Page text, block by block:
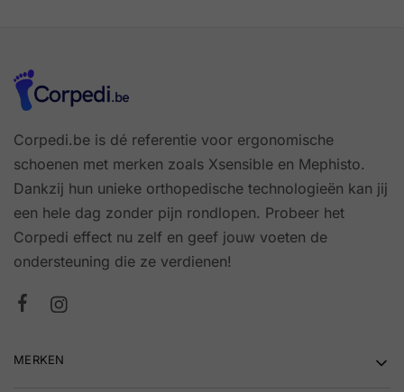
Corpedi.be is dé referentie voor ergonomische
schoenen met merken zoals Xsensible en Mephisto.
Dankzij hun unieke orthopedische technologieën kan jij
een hele dag zonder pijn rondlopen. Probeer het
Corpedi effect nu zelf en geef jouw voeten de
ondersteuning die ze verdienen!
MERKEN